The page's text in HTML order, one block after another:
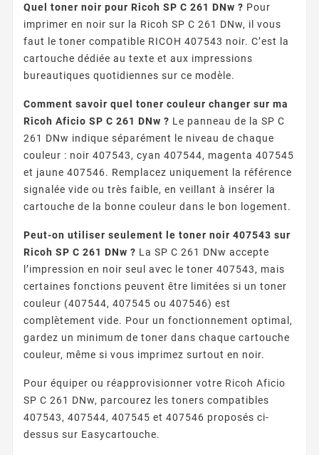
Quel toner noir pour Ricoh SP C 261 DNw ? Pour
imprimer en noir sur la Ricoh SP C 261 DNw, il vous
faut le toner compatible RICOH 407543 noir. C’est la
cartouche dédiée au texte et aux impressions
bureautiques quotidiennes sur ce modèle.
Comment savoir quel toner couleur changer sur ma
Ricoh Aficio SP C 261 DNw ? Le panneau de la SP C
261 DNw indique séparément le niveau de chaque
couleur : noir 407543, cyan 407544, magenta 407545
et jaune 407546. Remplacez uniquement la référence
signalée vide ou très faible, en veillant à insérer la
cartouche de la bonne couleur dans le bon logement.
Peut-on utiliser seulement le toner noir 407543 sur
Ricoh SP C 261 DNw ? La SP C 261 DNw accepte
l’impression en noir seul avec le toner 407543, mais
certaines fonctions peuvent être limitées si un toner
couleur (407544, 407545 ou 407546) est
complètement vide. Pour un fonctionnement optimal,
gardez un minimum de toner dans chaque cartouche
couleur, même si vous imprimez surtout en noir.
Pour équiper ou réapprovisionner votre Ricoh Aficio
SP C 261 DNw, parcourez les toners compatibles
407543, 407544, 407545 et 407546 proposés ci-
dessus sur Easycartouche.